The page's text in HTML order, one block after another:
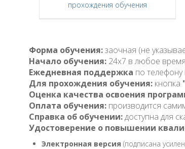
прохождения обучения
Форма обучения:заочная (не
Начало обучения: 24x7 в любое
Ежедневная поддержка по телефону
Для прохождения обучения: кнопка
Оценка качества освоения
Оплата обучения: производится
Справка об обучении:доступна для
Удостоверение о повышении
Электронная версия (подписана